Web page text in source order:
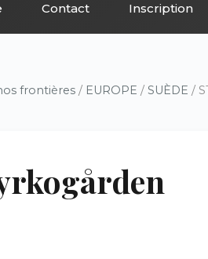
Contact Inscription
frontières / EUROPE / SUÈDE /